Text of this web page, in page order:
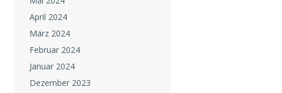
April 2024
März 2024
Februar 2024
Januar 2024
Dezember 2023